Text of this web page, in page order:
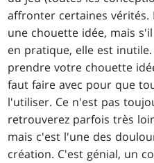
affronter certaines vérités.
une chouette idée, mais
en pratique, elle est
prendre votre chouette
faut faire avec pour que
l'utiliser. Ce n'est pas
retrouverez parfois très
mais c'est l'une des
création. C'est génial, un